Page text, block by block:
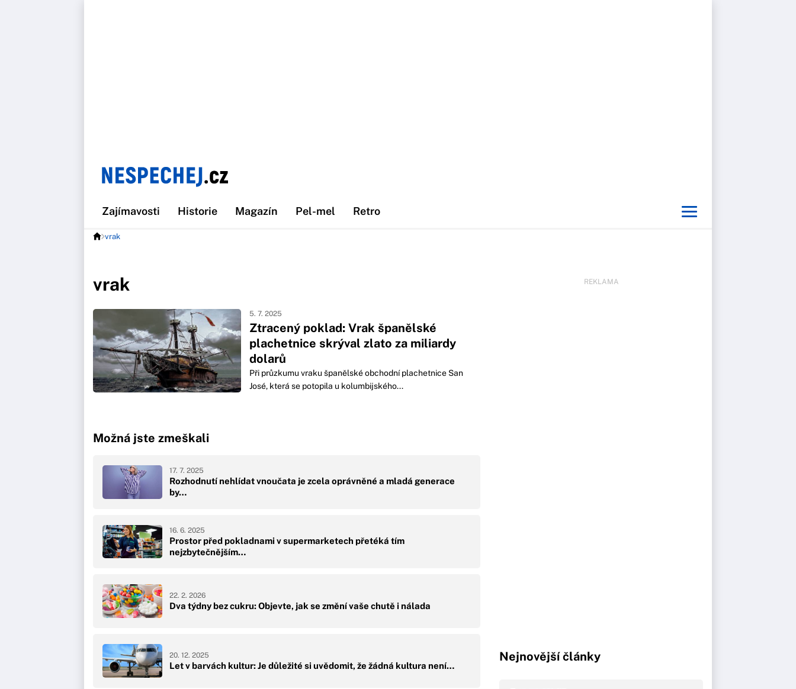
Zajímavosti Historie Magazín Pel-mel Retro
vrak
vrak
Ztracený poklad: Vrak španělské
plachetnice skrýval zlato za miliardy
dolarů
5. 7. 2025
Při průzkumu vraku španělské obchodní plachetnice San
José, která se potopila u kolumbijského...
Možná jste zmeškali
Rozhodnutí nehlídat vnoučata je zcela oprávněné a mladá generace
by…
17. 7. 2025
Prostor před pokladnami v supermarketech přetéká tím
nejzbytečnějším…
16. 6. 2025
Dva týdny bez cukru: Objevte, jak se změní vaše chutě i nálada
22. 2. 2026
Let v barvách kultur: Je důležité si uvědomit, že žádná kultura není…
20. 12. 2025
REKLAMA
Nejnovější články